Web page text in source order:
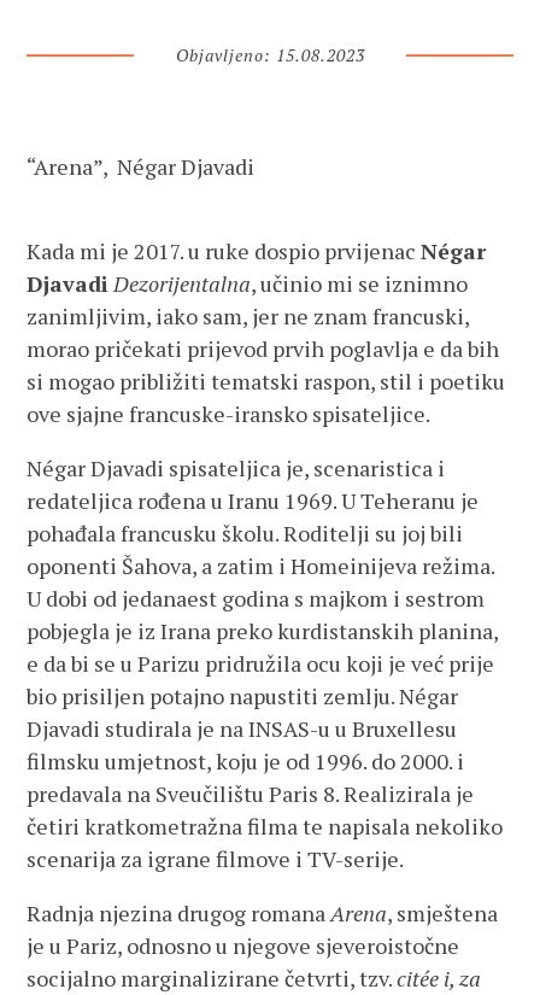
Objavljeno: 15.08.2023
“Arena”, Négar Djavadi
Kada mi je 2017. u ruke dospio prvijenacNégar
DjavadiDezorijentalna, učinio mi se iznimno
zanimljivim, iako sam, jer ne znam francuski,
morao pričekati prijevod prvih poglavlja e da bih
si mogao približiti tematski raspon, stil i poetiku
ove sjajne francuske-iransko spisateljice.
Négar Djavadi spisateljica je, scenaristica i
redateljica rođena u Iranu 1969. U Teheranu je
pohađala francusku školu. Roditelji su joj bili
oponenti Šahova, a zatim i Homeinijeva režima.
U dobi od jedanaest godina s majkom i sestrom
pobjegla je iz Irana preko kurdistanskih planina,
e da bi se u Parizu pridružila ocu koji je već prije
bio prisiljen potajno napustiti zemlju. Négar
Djavadi studirala je na INSAS-u u Bruxellesu
filmsku umjetnost, koju je od 1996. do 2000. i
predavala na Sveučilištu Paris 8. Realizirala je
četiri kratkometražna filma te napisala nekoliko
scenarija za igrane filmove i TV-serije.
Radnja njezina drugog romanaArena, smještena
je u Pariz, odnosno u njegove sjeveroistočne
socijalno marginalizirane četvrti, tzv.citée i, za